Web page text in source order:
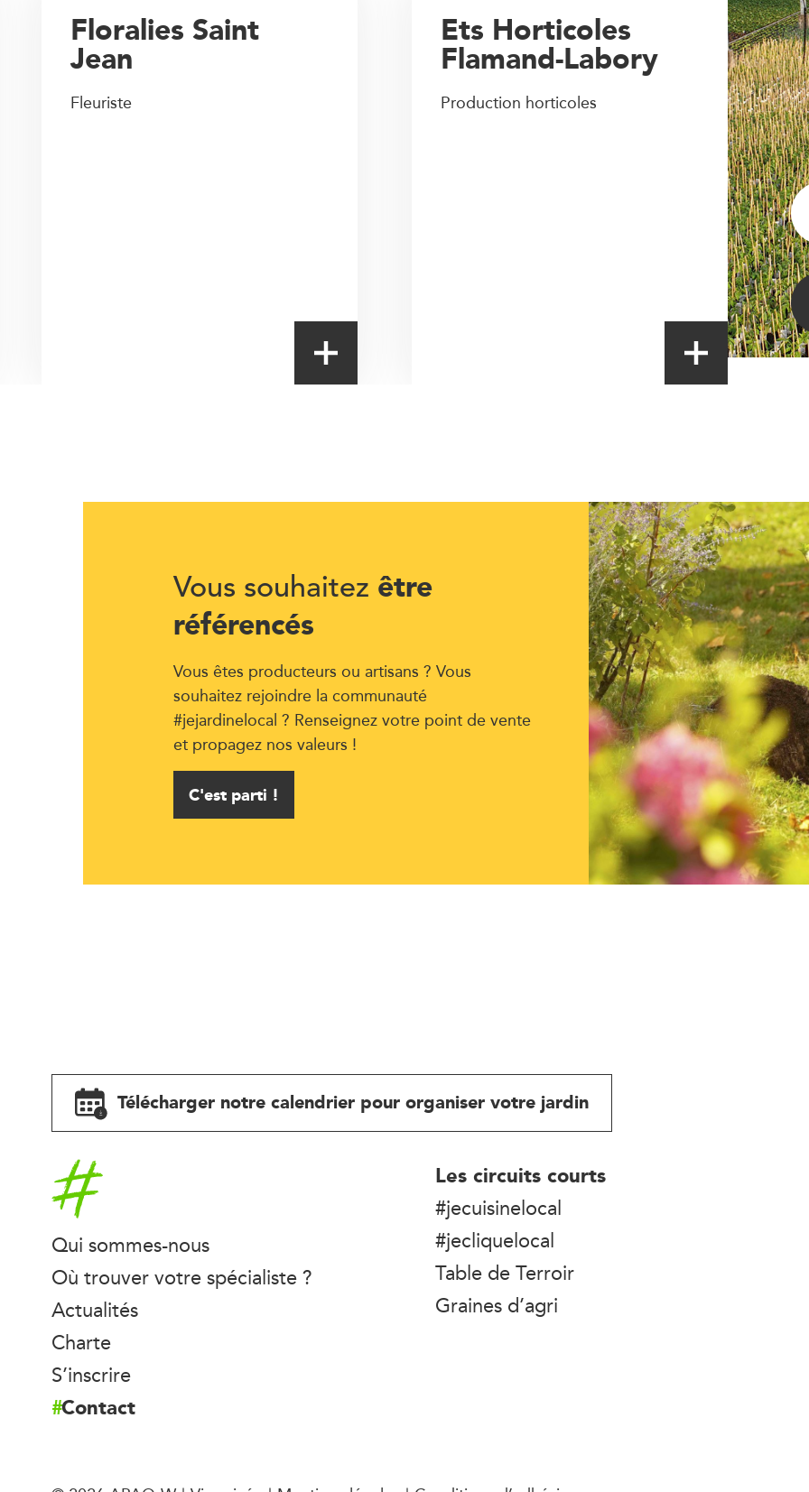
Ets Horticoles
Flamand-Labory
Production horticoles
Floralies Saint
Jean
Fleuriste
Vous souhaitez être
référencés
Vous êtes producteurs ou artisans ? Vous
souhaitez rejoindre la communauté
#jejardinelocal ? Renseignez votre point de vente
et propagez nos valeurs !
C'est parti !
Télécharger notre calendrier pour organiser votre jardin
Accueil
Qui sommes-nous
Où trouver votre spécialiste ?
Actualités
Charte
S’inscrire
Contact
Les circuits courts
#jecuisinelocal
#jecliquelocal
Table de Terroir
Graines d’agri